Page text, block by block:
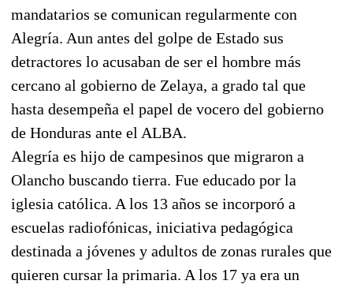
mandatarios se comunican regularmente con
Alegría. Aun antes del golpe de Estado sus
detractores lo acusaban de ser el hombre más
cercano al gobierno de Zelaya, a grado tal que
hasta desempeña el papel de vocero del gobierno
de Honduras ante el ALBA.
Alegría es hijo de campesinos que migraron a
Olancho buscando tierra. Fue educado por la
iglesia católica. A los 13 años se incorporó a
escuelas radiofónicas, iniciativa pedagógica
destinada a jóvenes y adultos de zonas rurales que
quieren cursar la primaria. A los 17 ya era un